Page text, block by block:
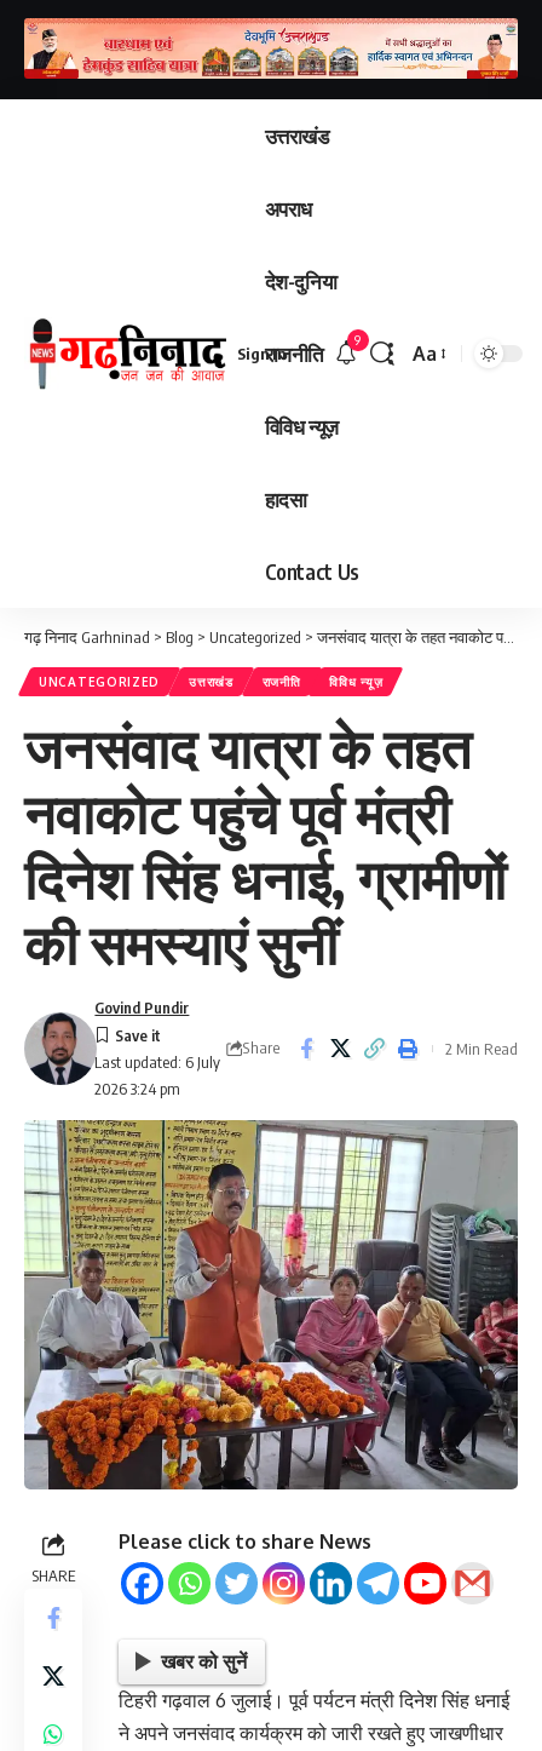
उत्तराखंड
अपराध
देश-दुनिया
राजनीति
विविध न्यूज़
हादसा
Contact Us
Sign In
9
Font
Aa
गढ़ निनाद Garhninad > Blog > Uncategorized >जनसंवाद यात्रा के तहत नवाकोट पहुंचे पूर्व मंत्री दिनेश सिंह धनाई, ग्रामीणों की समस्याएं सुनीं
UNCATEGORIZED उत्तराखंड राजनीति विविध न्यूज़
जनसंवाद यात्रा के तहत
नवाकोट पहुंचे पूर्व मंत्री
दिनेश सिंह धनाई, ग्रामीणों
की समस्याएं सुनीं
Last updated: 6 July
2026 3:24 pm
Govind Pundir
Share 2 Min Read
SHARE
Please click to share News
खबर को सुनें
टिहरी गढ़वाल 6 जुलाई। पूर्व पर्यटन मंत्री दिनेश सिंह धनाई
ने अपने जनसंवाद कार्यक्रम को जारी रखते हुए जाखणीधार